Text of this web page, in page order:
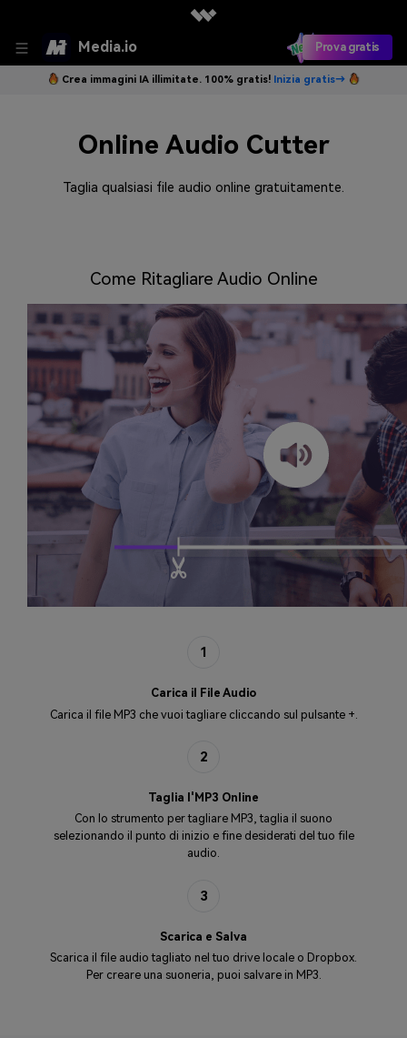
Media.io Prova gratis
Crea immagini IA illimitate. 100% gratis! Inizia gratis→
Online Audio Cutter
Taglia qualsiasi file audio online gratuitamente.
Come Ritagliare Audio Online
1
Carica il File Audio
Carica il file MP3 che vuoi tagliare cliccando sul pulsante +.
2
Taglia l'MP3 Online
Con lo strumento per tagliare MP3, taglia il suono
selezionando il punto di inizio e fine desiderati del tuo file
audio.
3
Scarica e Salva
Scarica il file audio tagliato nel tuo drive locale o Dropbox.
Per creare una suoneria, puoi salvare in MP3.